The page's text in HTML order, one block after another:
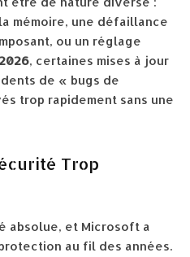
mémoire, une défaillance
ou un réglage
2026, certaines mises à jour
de « bugs de
trop rapidement sans une
Trop
absolue, et Microsoft a
au fil des années.